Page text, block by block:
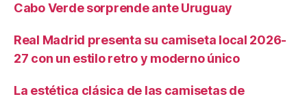
Cabo Verde sorprende ante Uruguay
Real Madrid presenta su camiseta local 2026-
27 con un estilo retro y moderno único
La estética clásica de las camisetas de